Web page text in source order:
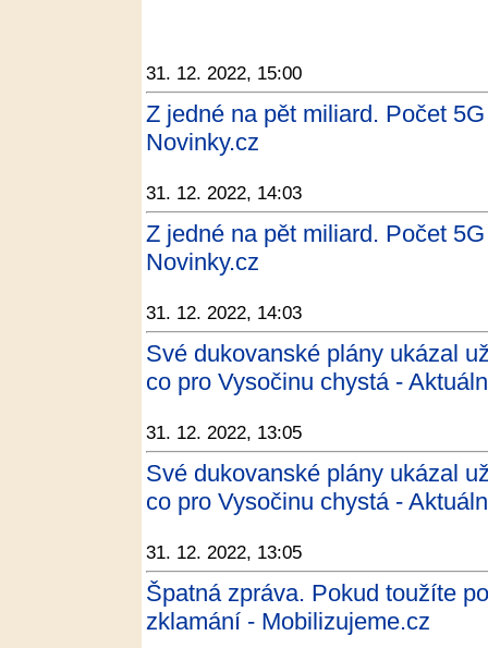
31. 12. 2022, 15:00
Z jedné na pět miliard. Počet
Novinky.cz
31. 12. 2022, 14:03
Z jedné na pět miliard. Počet
Novinky.cz
31. 12. 2022, 14:03
Své dukovanské plány ukázal
co pro Vysočinu chystá -
31. 12. 2022, 13:05
Své dukovanské plány ukázal
co pro Vysočinu chystá -
31. 12. 2022, 13:05
Špatná zpráva. Pokud toužíte
zklamání - Mobilizujeme.cz